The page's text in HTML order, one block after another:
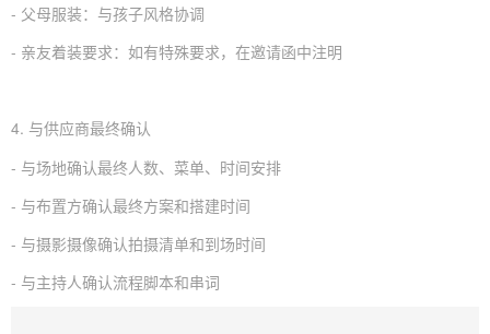
- 父母服装：与孩子风格协调
- 亲友着装要求：如有特殊要求，在邀请函中注明
4. 与供应商最终确认
- 与场地确认最终人数、菜单、时间安排
- 与布置方确认最终方案和搭建时间
- 与摄影摄像确认拍摄清单和到场时间
- 与主持人确认流程脚本和串词